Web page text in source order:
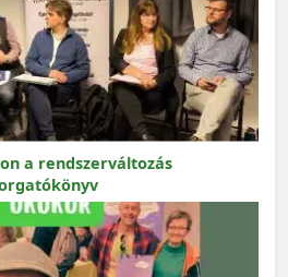
a rendszerváltozás